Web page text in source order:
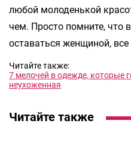
любой молоденькой
чем. Просто помните, что
оставаться женщиной,
Читайте также:
7 мелочей в одежде, которые
неухоженная
Читайте также